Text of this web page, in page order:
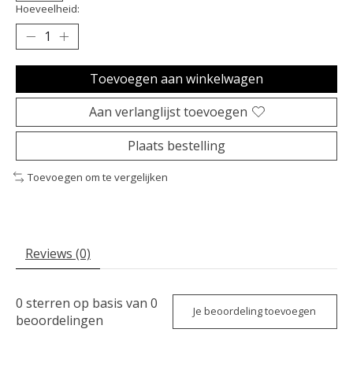
Hoeveelheid:
Toevoegen aan winkelwagen
Aan verlanglijst toevoegen
Plaats bestelling
Toevoegen om te vergelijken
Reviews (0)
0 sterren op basis van 0
beoordelingen
Je beoordeling toevoegen